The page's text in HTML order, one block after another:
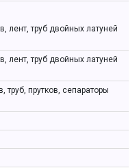
лент, труб двойных латуней
лент, труб двойных латуней
труб, прутков, сепараторы